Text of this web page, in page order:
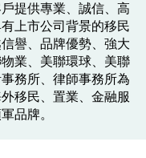
提供專業、誠信、高
上市公司背景的移民
譽、品牌優勢、強大
業、美聯環球、美聯
務所、律師事務所為
移民、置業、金融服
品牌。